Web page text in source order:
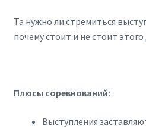
Та нужно ли стремиться
почему стоит и не стоит этого
Плюсы соревнований:
Выступления